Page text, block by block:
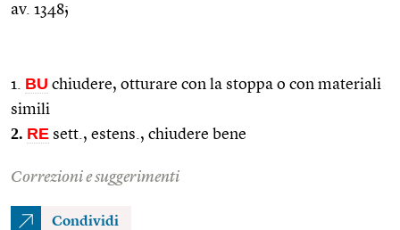
av. 1348;
1. BU chiudere, otturare con la stoppa o con materiali
simili
2. RE sett., estens., chiudere bene
Correzioni e suggerimenti
Condividi